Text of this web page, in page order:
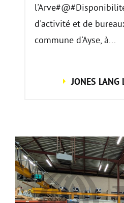
d'activité et de
commune d'Ayse, à...
JONES LANG